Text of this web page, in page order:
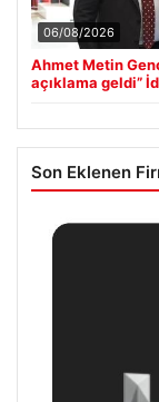
06/08/2026
Ahmet Metin
açıklama geldi”
Son Eklenen